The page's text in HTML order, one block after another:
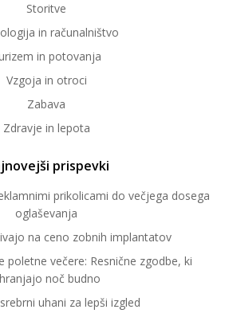
Storitve
in računalništvo
in potovanja
Vzgoja in otroci
Zabava
Zdravje in lepota
prispevki
prikolicami do večjega dosega
oglaševanja
na ceno zobnih implantatov
poletne večere: Resnične zgodbe, ki
noč budno
uhani za lepši izgled